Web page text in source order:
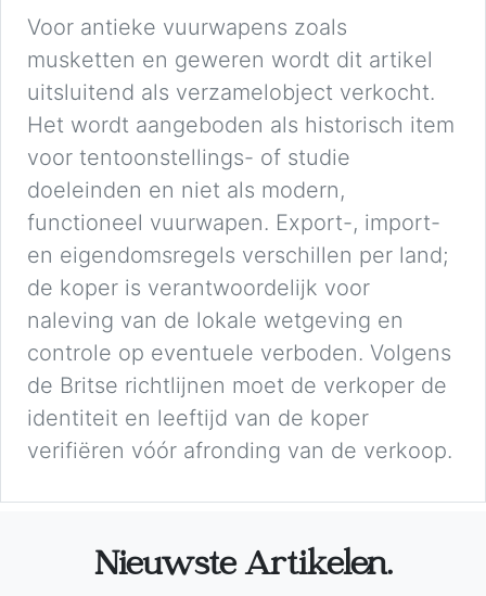
Voor antieke vuurwapens zoals
musketten en geweren wordt dit artikel
uitsluitend als verzamelobject verkocht.
Het wordt aangeboden als historisch item
voor tentoonstellings- of studie
doeleinden en niet als modern,
functioneel vuurwapen. Export-, import-
en eigendomsregels verschillen per land;
de koper is verantwoordelijk voor
naleving van de lokale wetgeving en
controle op eventuele verboden. Volgens
de Britse richtlijnen moet de verkoper de
identiteit en leeftijd van de koper
verifiëren vóór afronding van de verkoop.
Nieuwste Artikelen.